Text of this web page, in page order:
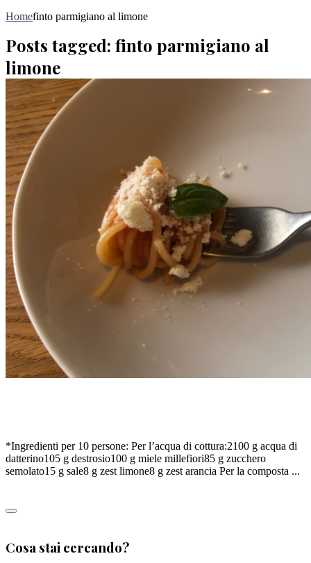
Homefinto parmigiano al limone
Posts tagged: finto parmigiano al
limone
*Ingredienti per 10 persone: Per l’acqua di cottura:2100 g acqua di
datterino105 g destrosio100 g miele millefiori85 g zucchero
semolato15 g sale8 g zest limone8 g zest arancia Per la composta ...
Cosa stai cercando?